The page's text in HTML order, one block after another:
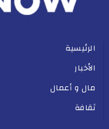
الرئيسية
الأخبار
مال و أعمال
ثقافة